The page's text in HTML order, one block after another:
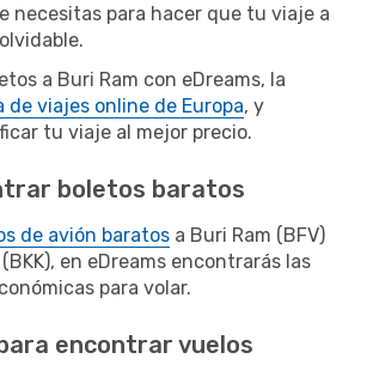
necesitas para hacer que tu viaje a
a Buri Ram con eDreams, la
de viajes online de Europa, y
tu viaje al mejor precio.
boletos baratos
de avión baratos a Buri Ram (BFV)
en eDreams encontrarás las
para volar.
encontrar vuelos